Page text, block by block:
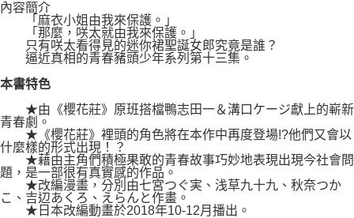
博客來商品配送方式
每筆NT$80，滿NT$1,000(含以上)免運費
內容簡介
「麻衣小姐由我來保護。」
「那麼，咲太就由我來保護。」
只有咲太看得見的迷你裙聖誕女郎究竟是誰？
逼近真相的青春豬頭少年系列第十三集。
本書特色
★由《櫻花莊》原班搭檔鴨志田一＆溝口ケージ獻上的嶄新
青春劇。
★《櫻花莊》裡頭的角色將在本作中再度登場!?他們又會以
什麼樣的形式出現！？
★藉由主角們積極果敢的青春故事巧妙地表現出現今社會問
題，是一部很有真實感的作品。
★改編漫畫，分別由七宮つぐ実、浅草九十九、秋奈つか
こ、吉辺あくろ、えらんと作畫。
★日本改編動畫於2018年10-12月播出。